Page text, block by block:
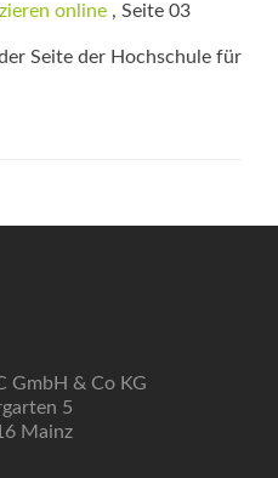
online , Seite 03
Seite der Hochschule für
GmbH & Co KG
5
Mainz